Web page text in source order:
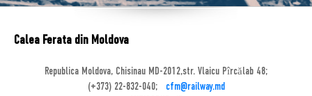
Calea Ferata din Moldova
Republica Moldova, Chisinau MD-2012,str. Vlaicu Pîrcălab 48;
(+373) 22-832-040;
cfm@railway.md